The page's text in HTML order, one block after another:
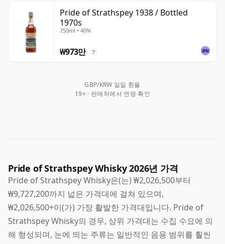
Pride of Strathspey 1938 / Bottled
1970s
750ml • 40%
₩973만 ?
GBP/KRW 일일 환율
19+ · 판매처에서 연령 확인
Pride of Strathspey Whisky 2026년 가격
Pride of Strathspey Whisky은(는) ₩2,026,500부터
₩9,727,200까지 넓은 가격대에 걸쳐 있으며,
₩2,026,500+이(가) 가장 활발한 가격대입니다. Pride of
Strathspey Whisky의 경우, 상위 가격대는 수집 수요에 의
해 형성되며, 눈에 띄는 주류는 일반적인 음용 범위를 훨씬